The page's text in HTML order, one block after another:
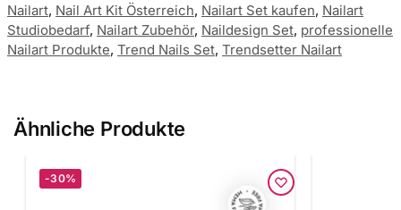
Nailart, Nail Art Kit Österreich, Nailart Set kaufen, Nailart
Studiobedarf, Nailart Zubehör, Naildesign Set, professionelle
Nailart Produkte, Trend Nails Set, Trendsetter Nailart
Ähnliche Produkte
-30%